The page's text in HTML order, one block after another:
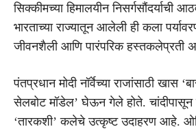
सिक्कीमच्या हिमालयीन निसर्गसौंदर्याची
भारताच्या राज्यातून आलेली ही कला
जीवनशैली आणि पारंपरिक हस्तकलेप्रती
पंतप्रधान मोदी नॉर्वेच्या राजांसाठी खास
सेलबोट मॉडेल’ घेऊन गेले होते.
‘तारकशी’ कलेचे उत्कृष्ट उदाहरण आहे.